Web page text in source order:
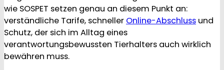
wie SOSPET setzen genau an diesem Punkt an:
verständliche Tarife, schneller Online-Abschluss und
Schutz, der sich im Alltag eines
verantwortungsbewussten Tierhalters auch wirklich
bewähren muss.